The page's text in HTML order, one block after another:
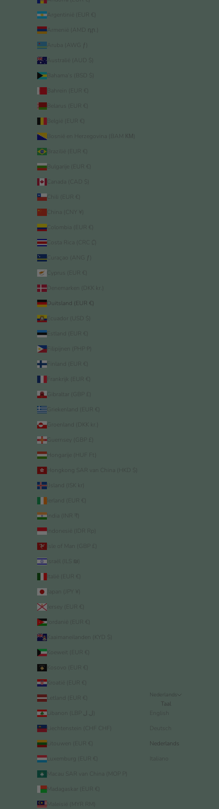
Argentinië (EUR €)
Armenië (AMD դր.)
Aruba (AWG ƒ)
Australië (AUD $)
Bahama’s (BSD $)
Bahrein (EUR €)
Belarus (EUR €)
België (EUR €)
Bosnië en Herzegovina (BAM КМ)
Brazilië (EUR €)
Bulgarije (EUR €)
Canada (CAD $)
Chili (EUR €)
China (CNY ¥)
Colombia (EUR €)
Costa Rica (CRC ₡)
Curaçao (ANG ƒ)
Cyprus (EUR €)
Denemarken (DKK kr.)
Duitsland (EUR €)
Ecuador (USD $)
Estland (EUR €)
Filipijnen (PHP ₱)
Finland (EUR €)
Frankrijk (EUR €)
Gibraltar (GBP £)
Griekenland (EUR €)
Groenland (DKK kr.)
Guernsey (GBP £)
Hongarije (HUF Ft)
Hongkong SAR van China (HKD $)
IJsland (ISK kr)
Ierland (EUR €)
India (INR ₹)
Indonesië (IDR Rp)
Isle of Man (GBP £)
Israël (ILS ₪)
Italië (EUR €)
Japan (JPY ¥)
Jersey (EUR €)
Jordanië (EUR €)
Kaaimaneilanden (KYD $)
Koeweit (EUR €)
Kroatië (EUR €)
Letland (EUR €)
Liechtenstein (CHF CHF)
Litouwen (EUR €)
Luxemburg (EUR €)
Macau SAR van China (MOP P)
Madagaskar (EUR €)
Maleisië (MYR RM)
Nederlands
Taal
English
Deutsch
Nederlands
Italiano